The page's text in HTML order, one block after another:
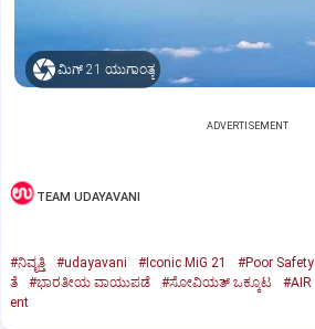
ಮಿಗ್‌ 21 ಯುಗಾಂತ್ಯ
ADVERTISEMENT
TEAM UDAYAVANI
#ನಿವೃತ್ತಿ #udayavani #Iconic MiG 21 #Poor Safety
ತೆ
#ಭಾರತೀಯ ವಾಯುಪಡೆ #ಸೋವಿಯತ್‌ ಒಕ್ಕೂಟ #AIR
ent